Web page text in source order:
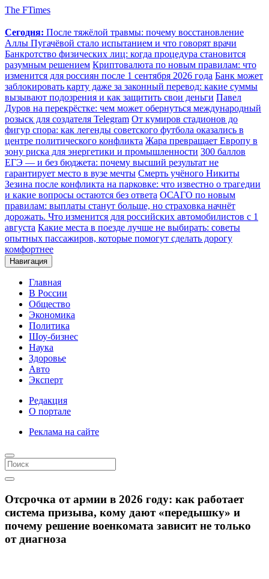
The FTimes
Сегодня: После тяжёлой травмы: почему восстановление
Аллы Пугачёвой стало испытанием и что говорят врачи
Банкротство физических лиц: когда процедура становится
разумным решением Криптовалюта по новым правилам: что
изменится для россиян после 1 сентября 2026 года Банк может
заблокировать карту даже за законный перевод: какие суммы
вызывают подозрения и как защитить свои деньги Павел
Дуров на перекрёстке: чем может обернуться международный
розыск для создателя Telegram От кумиров стадионов до
фигур спора: как легенды советского футбола оказались в
центре политического конфликта Жара превращает Европу в
зону риска для энергетики и промышленности 300 баллов
ЕГЭ — и без бюджета: почему высший результат не
гарантирует место в вузе мечты Смерть учёного Никиты
Зезина после конфликта на парковке: что известно о трагедии
и какие вопросы остаются без ответа ОСАГО по новым
правилам: выплаты станут больше, но страховка начнёт
дорожать. Что изменится для российских автомобилистов с 1
августа Какие места в поезде лучше не выбирать: советы
опытных пассажиров, которые помогут сделать дорогу
комфортнее
Навигация
Главная
В России
Общество
Экономика
Политика
Шоу-бизнес
Наука
Здоровье
Авто
Эксперт
Редакция
О портале
Реклама на сайте
Отсрочка от армии в 2026 году: как работает
система призыва, кому дают «передышку» и
почему решение военкомата зависит не только
от диагноза